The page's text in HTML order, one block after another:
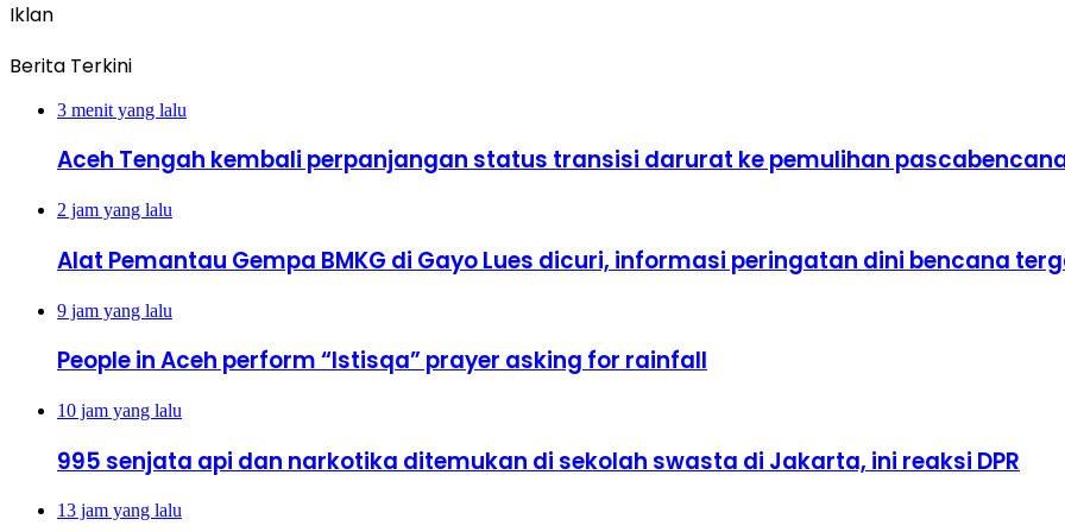
Iklan
Berita Terkini
3 menit yang lalu
Aceh Tengah kembali perpanjangan status transisi darurat ke pemulihan
2 jam yang lalu
Alat Pemantau Gempa BMKG di Gayo Lues dicuri, informasi peringatan dini bencana
9 jam yang lalu
People in Aceh perform “Istisqa” prayer asking for rainfall
10 jam yang lalu
995 senjata api dan narkotika ditemukan di sekolah swasta di Jakarta, ini reaksi DPR
13 jam yang lalu